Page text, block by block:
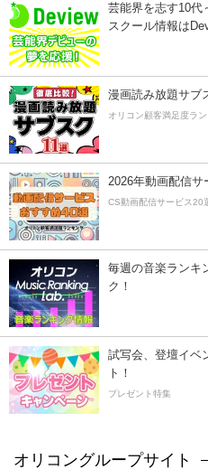
芸能界を志す10代
スクール情報は
漫画読み放題サブ
オリコン顧客満足度ラ
2026年動画配信サ
CS動画配信サービス20
毎週の音楽ランキ
ク！
試写会、登壇イベ
ト！
プレゼント特集
オリコングループサイト